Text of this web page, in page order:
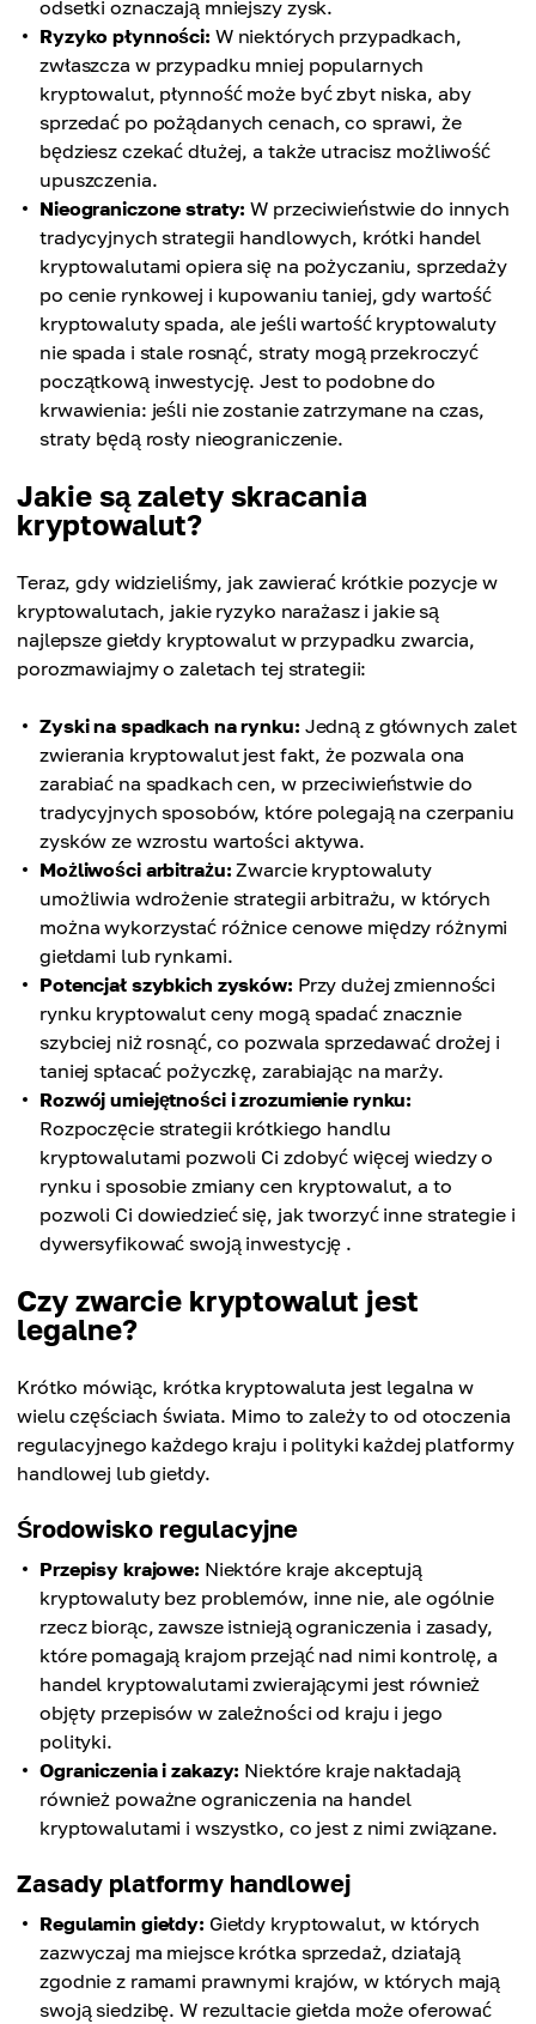
odsetki oznaczają mniejszy zysk.
Ryzyko płynności: W niektórych przypadkach,
zwłaszcza w przypadku mniej popularnych
kryptowalut, płynność może być zbyt niska, aby
sprzedać po pożądanych cenach, co sprawi, że
będziesz czekać dłużej, a także utracisz możliwość
upuszczenia.
Nieograniczone straty: W przeciwieństwie do innych
tradycyjnych strategii handlowych, krótki handel
kryptowalutami opiera się na pożyczaniu, sprzedaży
po cenie rynkowej i kupowaniu taniej, gdy wartość
kryptowaluty spada, ale jeśli wartość kryptowaluty
nie spada i stale rosnąć, straty mogą przekroczyć
początkową inwestycję. Jest to podobne do
krwawienia: jeśli nie zostanie zatrzymane na czas,
straty będą rosły nieograniczenie.
Jakie są zalety skracania
kryptowalut?
Teraz, gdy widzieliśmy, jak zawierać krótkie pozycje w
kryptowalutach, jakie ryzyko narażasz i jakie są
najlepsze giełdy kryptowalut w przypadku zwarcia,
porozmawiajmy o zaletach tej strategii:
Zyski na spadkach na rynku: Jedną z głównych zalet
zwierania kryptowalut jest fakt, że pozwala ona
zarabiać na spadkach cen, w przeciwieństwie do
tradycyjnych sposobów, które polegają na czerpaniu
zysków ze wzrostu wartości aktywa.
Możliwości arbitrażu: Zwarcie kryptowaluty
umożliwia wdrożenie strategii arbitrażu, w których
można wykorzystać różnice cenowe między różnymi
giełdami lub rynkami.
Potencjał szybkich zysków: Przy dużej zmienności
rynku kryptowalut ceny mogą spadać znacznie
szybciej niż rosnąć, co pozwala sprzedawać drożej i
taniej spłacać pożyczkę, zarabiając na marży.
Rozwój umiejętności i zrozumienie rynku:
Rozpoczęcie strategii krótkiego handlu
kryptowalutami pozwoli Ci zdobyć więcej wiedzy o
rynku i sposobie zmiany cen kryptowalut, a to
pozwoli Ci dowiedzieć się, jak tworzyć inne strategie i
dywersyfikować swoją inwestycję .
Czy zwarcie kryptowalut jest
legalne?
Krótko mówiąc, krótka kryptowaluta jest legalna w
wielu częściach świata. Mimo to zależy to od otoczenia
regulacyjnego każdego kraju i polityki każdej platformy
handlowej lub giełdy.
Środowisko regulacyjne
Przepisy krajowe: Niektóre kraje akceptują
kryptowaluty bez problemów, inne nie, ale ogólnie
rzecz biorąc, zawsze istnieją ograniczenia i zasady,
które pomagają krajom przejąć nad nimi kontrolę, a
handel kryptowalutami zwierającymi jest również
objęty przepisów w zależności od kraju i jego
polityki.
Ograniczenia i zakazy: Niektóre kraje nakładają
również poważne ograniczenia na handel
kryptowalutami i wszystko, co jest z nimi związane.
Zasady platformy handlowej
Regulamin giełdy: Giełdy kryptowalut, w których
zazwyczaj ma miejsce krótka sprzedaż, działają
zgodnie z ramami prawnymi krajów, w których mają
swoją siedzibę. W rezultacie giełda może oferować